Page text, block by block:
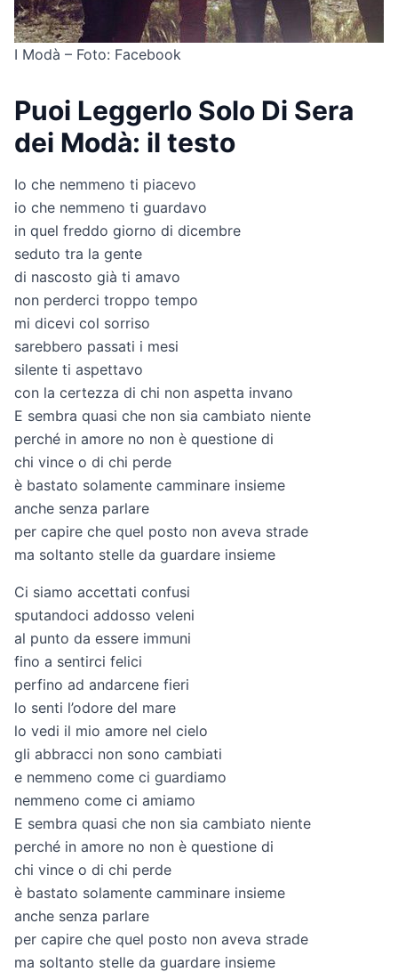
I Modà – Foto: Facebook
Puoi Leggerlo Solo Di Sera
dei Modà: il testo
Io che nemmeno ti piacevo
io che nemmeno ti guardavo
in quel freddo giorno di dicembre
seduto tra la gente
di nascosto già ti amavo
non perderci troppo tempo
mi dicevi col sorriso
sarebbero passati i mesi
silente ti aspettavo
con la certezza di chi non aspetta invano
E sembra quasi che non sia cambiato niente
perché in amore no non è questione di
chi vince o di chi perde
è bastato solamente camminare insieme
anche senza parlare
per capire che quel posto non aveva strade
ma soltanto stelle da guardare insieme
Ci siamo accettati confusi
sputandoci addosso veleni
al punto da essere immuni
fino a sentirci felici
perfino ad andarcene fieri
lo senti l’odore del mare
lo vedi il mio amore nel cielo
gli abbracci non sono cambiati
e nemmeno come ci guardiamo
nemmeno come ci amiamo
E sembra quasi che non sia cambiato niente
perché in amore no non è questione di
chi vince o di chi perde
è bastato solamente camminare insieme
anche senza parlare
per capire che quel posto non aveva strade
ma soltanto stelle da guardare insieme